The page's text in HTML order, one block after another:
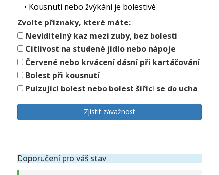
• Kousnutí nebo žvýkání je bolestivé
Zvolte příznaky, které máte:
Neviditelný kaz mezi zuby, bez bolesti
Citlivost na studené jídlo nebo nápoje
Červené nebo krvácení dásní při kartáčování
Bolest při kousnutí
Pulzující bolest nebo bolest šířící se do ucha
Zjistit závažnost
Doporučení pro váš stav